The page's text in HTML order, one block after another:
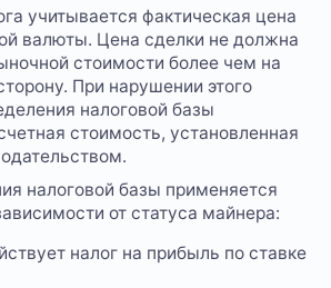
учитывается фактическая цена
валюты. Цена сделки не должна
стоимости более чем на
При нарушении этого
налоговой базы
стоимость, установленная
налоговой базы применяется
от статуса майнера:
налог на прибыль по ставке